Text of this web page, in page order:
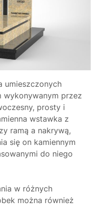
umieszczonych
wykonywanym przez
prosty i
wstawka z
ramą a nakrywą,
się on kamiennym
do niego
w różnych
można również